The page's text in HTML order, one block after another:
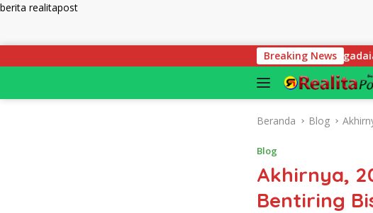
berita realitapost
Breaking News
Media Gathering, Transaksi Pegadaian
Beranda Blog
Blog
Akhirnya,
Bentiring